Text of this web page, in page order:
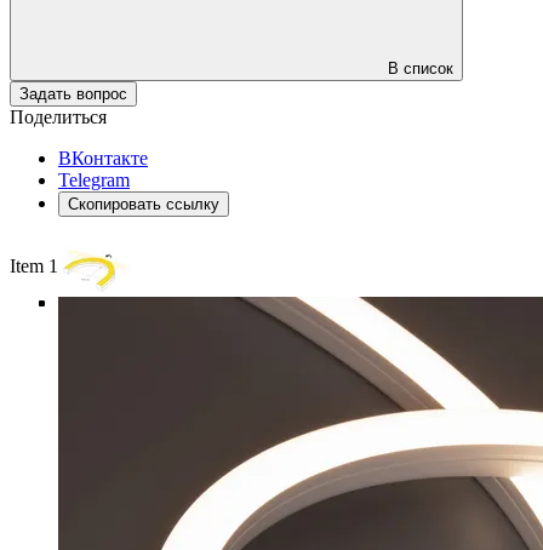
В список
Задать вопрос
Поделиться
ВКонтакте
Telegram
Скопировать ссылку
Item 1 of 5